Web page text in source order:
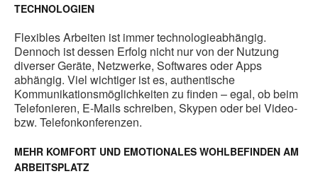
TECHNOLOGIEN
Flexibles Arbeiten ist immer technologieabhängig.
Dennoch ist dessen Erfolg nicht nur von der Nutzung
diverser Geräte, Netzwerke, Softwares oder Apps
abhängig. Viel wichtiger ist es, authentische
Kommunikationsmöglichkeiten zu finden – egal, ob beim
Telefonieren, E-Mails schreiben, Skypen oder bei Video-
bzw. Telefonkonferenzen.
MEHR KOMFORT UND EMOTIONALES WOHLBEFINDEN AM
ARBEITSPLATZ